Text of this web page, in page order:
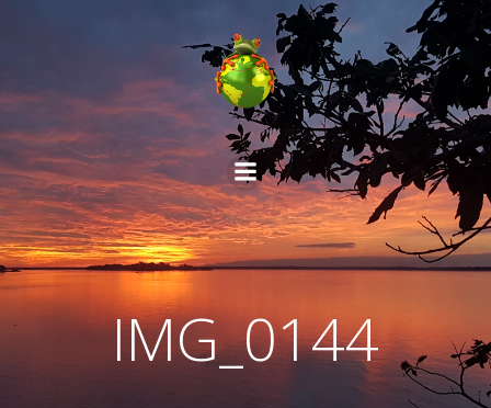
Aller
au
contenu
IMG_0144